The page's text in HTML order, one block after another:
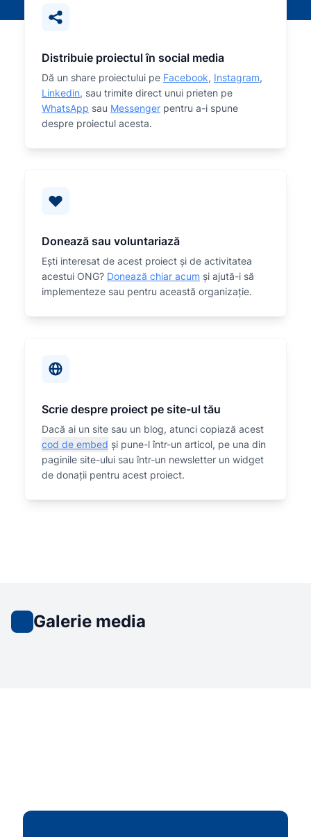
Distribuie proiectul în social media
Dă un share proiectului pe Facebook, Instagram,
Linkedin, sau trimite direct unui prieten pe
WhatsApp sau Messenger pentru a-i spune
despre proiectul acesta.
Donează sau voluntariază
Eşti interesat de acest proiect și de activitatea
acestui ONG? Donează chiar acum și ajută-i să
implementeze sau pentru această organizaţie.
Scrie despre proiect pe site-ul tău
Dacă ai un site sau un blog, atunci copiază acest
cod de embed și pune-l într-un articol, pe una din
paginile site-ului sau într-un newsletter un widget
de donații pentru acest proiect.
Galerie media